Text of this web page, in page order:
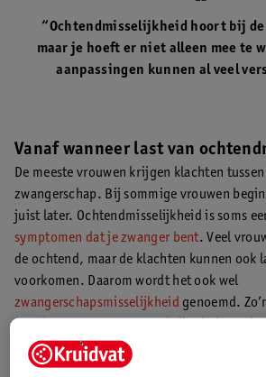
“Ochtendmisselijkheid hoort bij de
maar je hoeft er niet alleen mee te
aanpassingen kunnen al veel
Vanaf wanneer last van
De meeste vrouwen krijgen klachten
zwangerschap. Bij sommige vrouwen
juist later. Ochtendmisselijkheid is soms
symptomen dat je zwanger bent. Veel
de ochtend, maar de klachten kunnen ook
voorkomen. Daarom wordt het ook wel
zwangerschapsmisselijkheid genoemd.
ochtendmisselijkheid (